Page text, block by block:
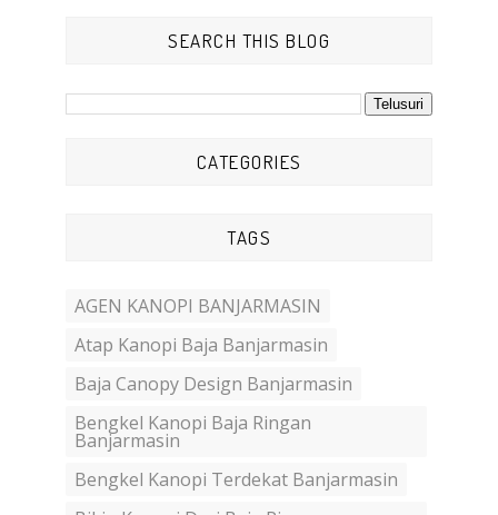
SEARCH THIS BLOG
CATEGORIES
TAGS
AGEN KANOPI BANJARMASIN
Atap Kanopi Baja Banjarmasin
Baja Canopy Design Banjarmasin
Bengkel Kanopi Baja Ringan
Banjarmasin
Bengkel Kanopi Terdekat Banjarmasin